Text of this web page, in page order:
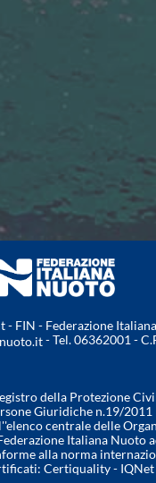
- FIN - Federazione
- Tel. 06362001 -
della Protezione
Giuridiche n.19/2011
centrale delle
Italiana Nuoto
alla norma
Certiquality- IQNet